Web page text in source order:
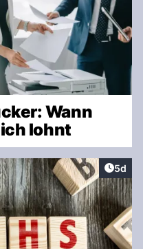
Wann
lohnt
5d